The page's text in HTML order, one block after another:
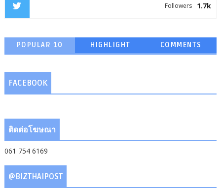
1.7k
Followers
POPULAR 10 HIGHLIGHT COMMENTS
FACEBOOK
ติดต่อโฆษณา
061 754 6169
@BIZTHAIPOST